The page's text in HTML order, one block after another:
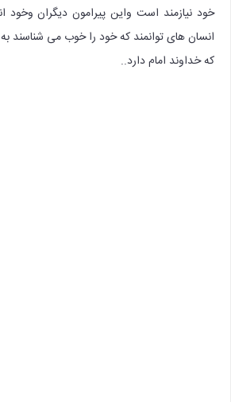
خود نیازمند است واین پیرامون دیگران
انسان های توانمند که خود را خوب می شناسند
که خداوند امام دارد..